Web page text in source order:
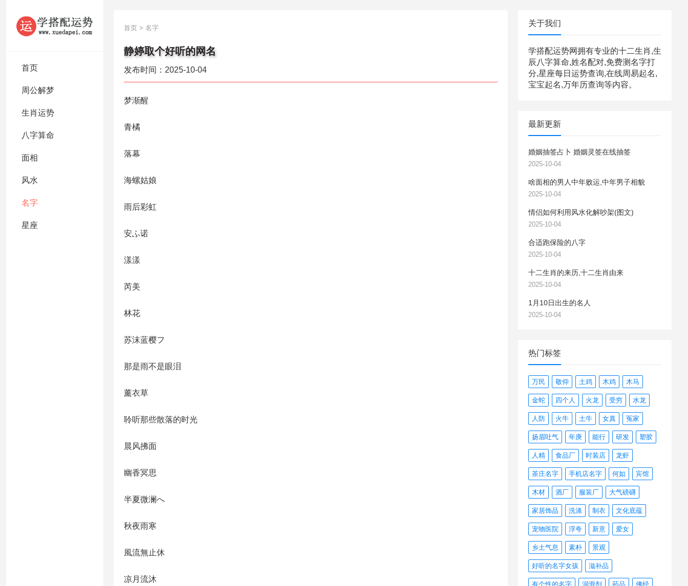
首页
周公解梦
生肖运势
八字算命
面相
风水
名字
星座
首页 > 名字
静婷取个好听的网名
发布时间：2025-10-04
梦渐醒
青橘
落幕
海螺姑娘
雨后彩虹
安ふ诺
漾漾
芮美
林花
苏沫蓝樱フ
那是雨不是眼泪
薰衣草
聆听那些散落的时光
晨风拂面
幽香冥思
半夏微澜へ
秋夜雨寒
風流無止休
凉月流沐
关于我们
学搭配运势网拥有专业的十二生肖,生
辰八字算命,姓名配对,免费测名字打
分,星座每日运势查询,在线周易起名,
宝宝起名,万年历查询等内容。
最新更新
婚姻抽签占卜 婚姻灵签在线抽签
2025-10-04
啥面相的男人中年败运,中年男子相貌
2025-10-04
情侣如何利用风水化解吵架(图文)
2025-10-04
合适跑保险的八字
2025-10-04
十二生肖的来历,十二生肖由来
2025-10-04
1月10日出生的名人
2025-10-04
热门标签
万民 敬仰 土鸡 木鸡 木马
金蛇 四个人 火龙 受穷 水龙
人防 火牛 土牛 女真 冤家
扬眉吐气 年庚 能行 研发 塑胶
人精 食品厂 时装店 龙虾
茶庄名字 手机店名字 何如 宾馆
木材 酒厂 服装厂 大气磅礴
家居饰品 洗涤 制衣 文化底蕴
宠物医院 浮夸 新意 爱女
乡土气息 素朴 景观
好听的名字女孩 滋补品
有个性的名字 润滑剂 药品 佛经